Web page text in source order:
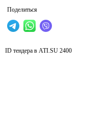
Поделиться
ID тендера в ATI.SU 2400